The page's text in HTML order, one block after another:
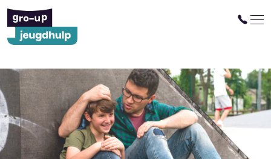
Jeugdhulp die er meteen
voor je is
Op de manier die bij jou past.